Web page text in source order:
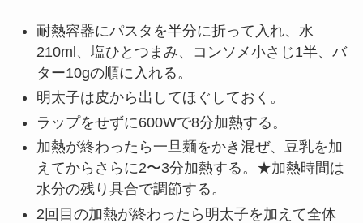
耐熱容器にパスタを半分に折って入れ、水
210ml、塩ひとつまみ、コンソメ小さじ1半、バ
ター10gの順に入れる。
明太子は皮から出してほぐしておく。
ラップをせずに600Wで8分加熱する。
加熱が終わったら一旦麺をかき混ぜ、豆乳を加
えてからさらに2〜3分加熱する。★加熱時間は
水分の残り具合で調節する。
2回目の加熱が終わったら明太子を加えて全体